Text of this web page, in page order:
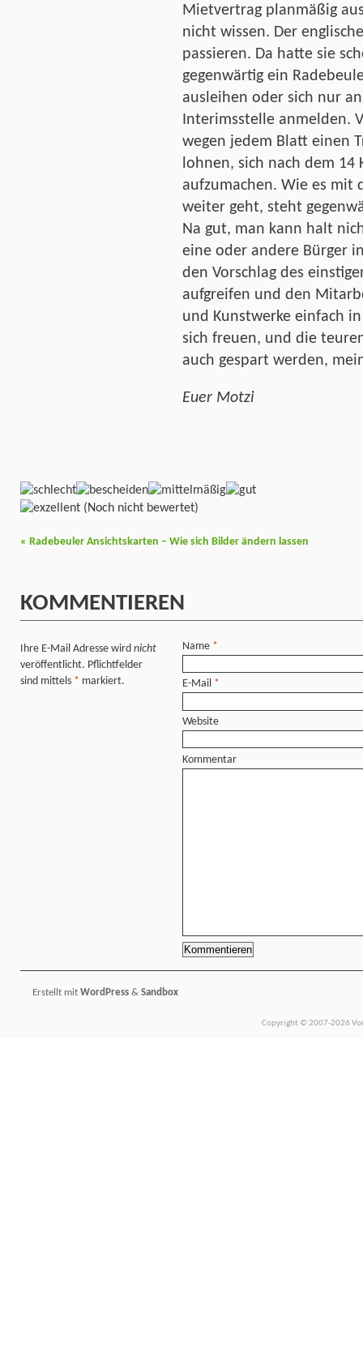
Mietvertrag planmäßig
nicht wissen. Der
passieren. Da hatte sie
gegenwärtig ein
ausleihen oder sich nur
Interimsstelle anmelden.
wegen jedem Blatt einen
lohnen, sich nach dem
aufzumachen. Wie es mit
weiter geht, steht
Na gut, man kann halt
eine oder andere Bürger
den Vorschlag des
aufgreifen und den
und Kunstwerke einfach
sich freuen, und die
auch gespart werden,
Euer Motzi
(Noch nicht bewertet)
« Radebeuler Ansichtskarten – Wie sich Bilder ändern lassen
KOMMENTIEREN
Ihre E-Mail Adresse wird nicht
veröffentlicht. Pflichtfelder
sind mittels * markiert.
Name *
E-Mail *
Website
Kommentar
Erstellt mit WordPress & Sandbox
Copyright © 2007-2026